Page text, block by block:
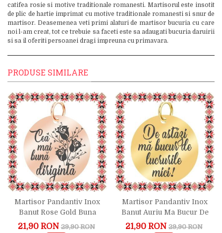
catifea rosie si motive traditionale romanesti. Martisorul este insotit
de plic de hartie imprimat cu motive traditionale romanesti si snur de
martisor. Deasemenea veti primi alaturi de martisor bucuria cu care
noi l-am creat, tot ce trebuie sa faceti este sa adaugati bucuria daruirii
si sa il oferiti persoanei dragi impreuna cu primavara.
PRODUSE SIMILARE
Martisor Pandantiv Inox
Banut Rose Gold Buna
Diriginta
21,90 RON 29,90 RON
Martisor Pandantiv Inox
Banut Auriu Ma Bucur De
Lucrurile Mici
21,90 RON 29,90 RON